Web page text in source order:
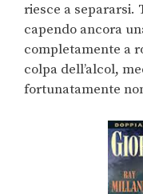
riesce a separarsi.
capendo ancora
completamente a
colpa dell’alcol,
fortunatamente